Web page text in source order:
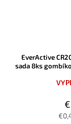
EverActive
sada 8ks